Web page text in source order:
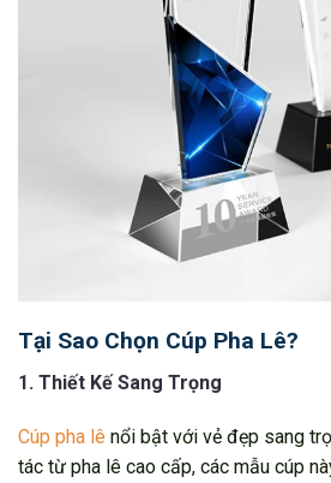
Tại Sao Chọn Cúp Pha Lê?
1. Thiết Kế Sang Trọng
Cúp pha lê nổi bật với vẻ đẹp sang
tác từ pha lê cao cấp, các mẫu cúp